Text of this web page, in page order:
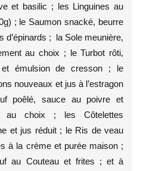
et basilic ; les Linguines au
; le Saumon snacké, beurre
d’épinards ; la Sole meunière,
au choix ; le Turbot rôti,
et émulsion de cresson ; le
nouveaux et jus à l’estragon
poêlé, sauce au poivre et
au choix ; les Côtelettes
et jus réduit ; le Ris de veau
à la crème et purée maison ;
au Couteau et frites ; et à